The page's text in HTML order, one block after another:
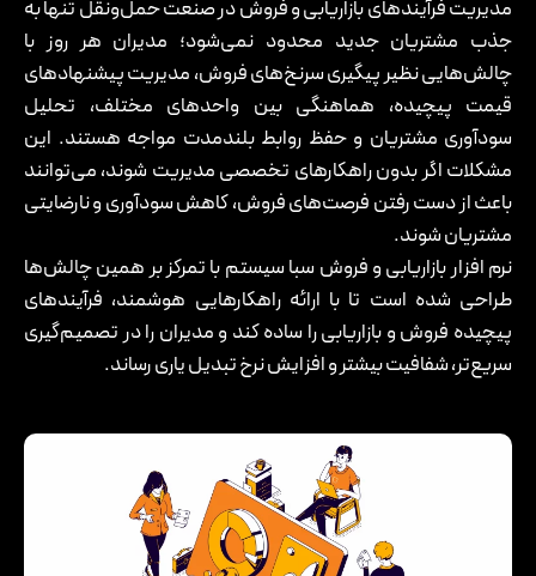
مدیریت فرآیندهای بازاریابی و فروش در صنعت حمل‌ونقل تنها به
جذب مشتریان جدید محدود نمی‌شود؛ مدیران هر روز با
چالش‌هایی نظیر پیگیری سرنخ‌های فروش، مدیریت پیشنهادهای
قیمت پیچیده، هماهنگی بین واحدهای مختلف، تحلیل
سودآوری مشتریان و حفظ روابط بلندمدت مواجه هستند. این
مشکلات اگر بدون راهکارهای تخصصی مدیریت شوند، می‌توانند
باعث از دست رفتن فرصت‌های فروش، کاهش سودآوری و نارضایتی
مشتریان شوند.
نرم ‌افزار بازاریابی و فروش سبا سیستم با تمرکز بر همین چالش‌ها
طراحی شده است تا با ارائه راهکارهایی هوشمند، فرآیندهای
پیچیده فروش و بازاریابی را ساده کند و مدیران را در تصمیم‌گیری
سریع‌تر، شفافیت بیشتر و افزایش نرخ تبدیل یاری رساند.